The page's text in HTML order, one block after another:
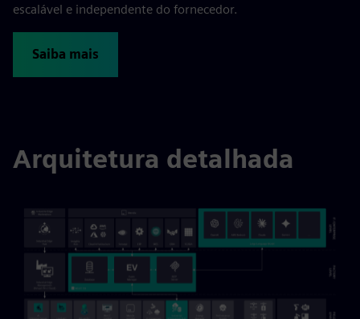
escalável e independente do fornecedor.
Saiba mais
Arquitetura detalhada